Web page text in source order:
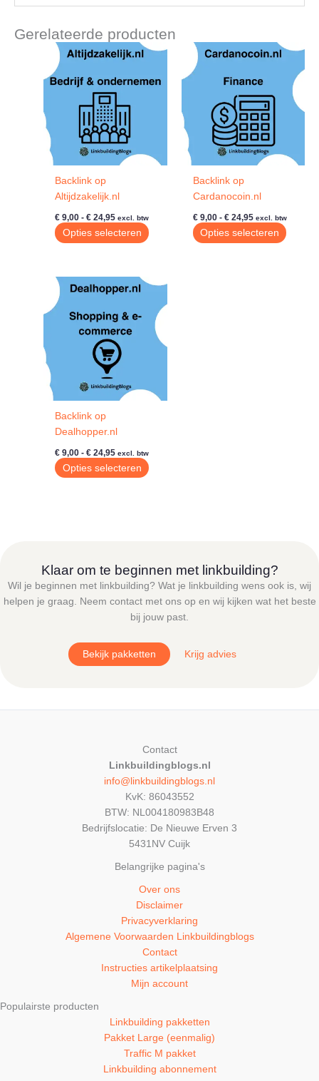
Gerelateerde producten
Backlink op
Altijdzakelijk.nl
€ 9,00 - € 24,95 Prijsklasse:
€ 9,00
tot
excl. btw
Opties selecteren
Dit
Deze
kan
op
Backlink op
Cardanocoin.nl
€9,00 - €24,95Prijsklasse:
€ 9,00
tot
excl. btw
Opties selecteren
Dit
Backlink op
Dealhopper.nl
€ 9,00 - € 24,95 Prijsklasse:
€ 9,00
tot
excl. btw
Opties selecteren
Dit
kan
gekozen
worden
op
productpagina
Klaar om te beginnen met linkbuilding?
Wil je beginnen met linkbuilding? Wat je linkbuilding wens ook is, wij
helpen je graag. Neem contact met ons op en wij kijken wat het beste
bij jouw past.
Bekijk pakketten Krijg advies
Contact
Linkbuildingblogs.nl
info@linkbuildingblogs.nl
KvK: 86043552
BTW: NL004180983B48
Bedrijfslocatie: De Nieuwe Erven 3
5431NV Cuijk
Belangrijke pagina's
Over ons
Disclaimer
Privacyverklaring
Algemene Voorwaarden Linkbuildingblogs
Contact
Instructies artikelplaatsing
Mijn account
Populairste producten
Linkbuilding pakketten
Pakket Large (eenmalig)
Traffic M pakket
Linkbuilding abonnement